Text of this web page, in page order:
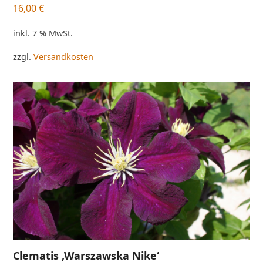
16,00€
inkl. 7 % MwSt.
zzgl.Versandkosten
Clematis ‚Warszawska Nike‘